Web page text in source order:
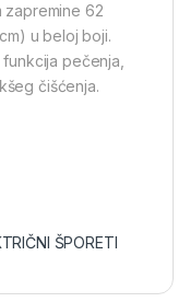
zapremine 62
u beloj boji.
pečenja,
čišćenja.
ŠPORETI